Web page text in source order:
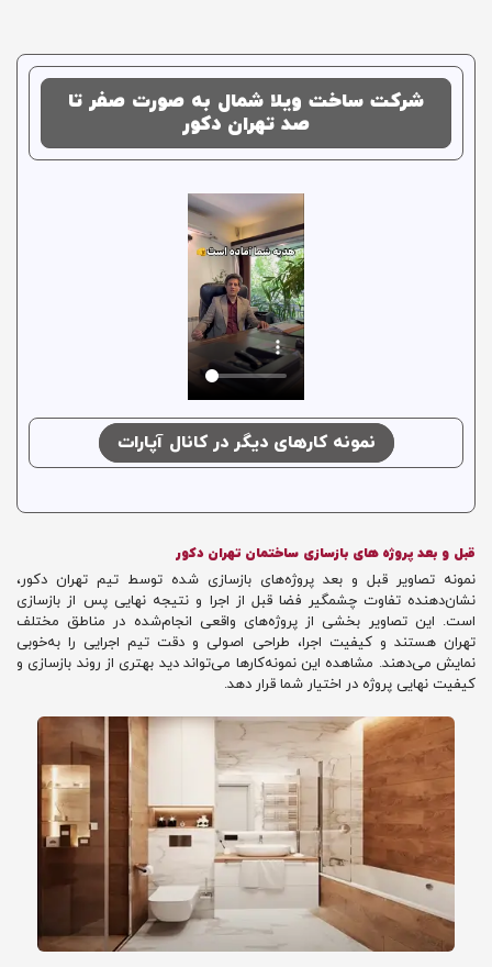
شرکت ساخت ویلا شمال به صورت صفر تا
صد تهران دکور
نمونه کارهای دیگر در کانال آپارات
قبل و بعد پروژه های بازسازی ساختمان تهران دکور
نمونه تصاویر قبل و بعد پروژه‌های بازسازی شده توسط تیم تهران دکور،
نشان‌دهنده تفاوت چشمگیر فضا قبل از اجرا و نتیجه نهایی پس از بازسازی
است. این تصاویر بخشی از پروژه‌های واقعی انجام‌شده در مناطق مختلف
تهران هستند و کیفیت اجرا، طراحی اصولی و دقت تیم اجرایی را به‌خوبی
نمایش می‌دهند. مشاهده این نمونه‌کارها می‌تواند دید بهتری از روند بازسازی و
کیفیت نهایی پروژه در اختیار شما قرار دهد.